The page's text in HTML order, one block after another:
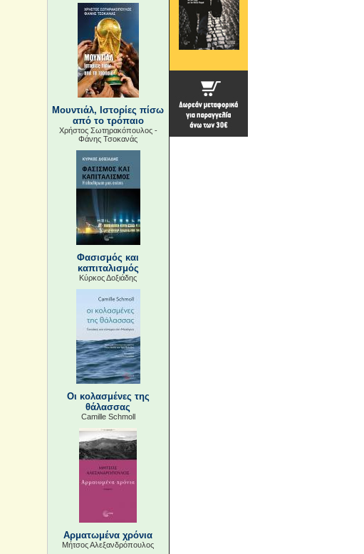
Μουντιάλ, Ιστορίες πίσω
από το τρόπαιο
Χρήστος Σωτηρακόπουλος -
Φάνης Τσοκανάς
Φασισμός και
καπιταλισμός
Κύρκος Δοξιάδης
Οι κολασμένες της
θάλασσας
Camille Schmoll
Αρματωμένα χρόνια
Μήτσος Αλεξανδρόπουλος